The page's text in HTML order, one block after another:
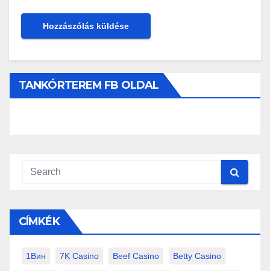
TANKÓRTEREM FB OLDAL
CÍMKÉK
1Вин 7K Casino Beef Casino Betty Casino